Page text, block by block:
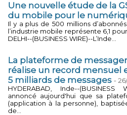
Une nouvelle étude de la
du mobile pour le
Il y a plus de 500 millions
l’industrie mobile représente 6,1
DELHI--(BUSINESS WIRE)--L’Inde...
La plateforme de
réalise un record mensuel
5 milliards de messages -
HYDERABAD, Inde--(BUSINESS
annoncé aujourd'hui que sa
(application à la personne),
de...